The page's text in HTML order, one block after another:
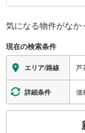
南口
南烏山１・２丁目方面
※段差なしでの移動経
地上⇔改札⇔ホーム
エレベータ
・各ホーム⇔改札
・北口
・南口
エスカレータ
気になる物件がなか
現在の検索条件
エリア/路線 芦
詳細条件